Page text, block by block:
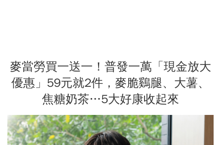
麥當勞買一送一！普發一萬「現金放大
優惠」59元就2件，麥脆鷄腿、大薯、
焦糖奶茶…5大好康收起來